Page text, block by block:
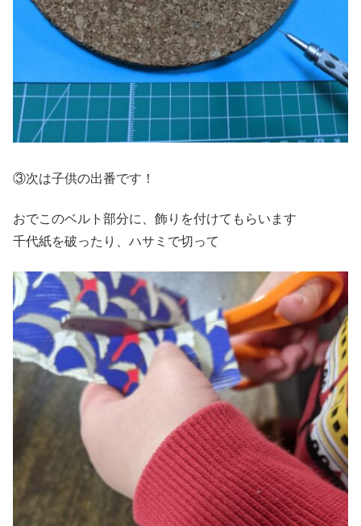
③次は子供の出番です！
おでこのベルト部分に、飾りを付けてもらいます
千代紙を破ったり、ハサミで切って